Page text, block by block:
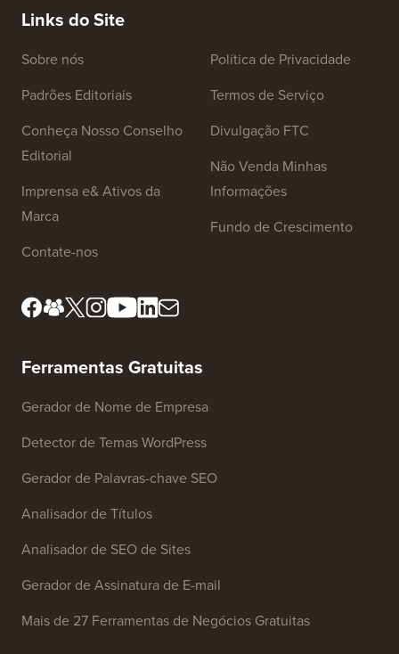
Links do Site
Sobre nós
Padrões Editoriais
Conheça Nosso Conselho
Editorial
Imprensa e& Ativos da
Marca
Contate-nos
Política de Privacidade
Termos de Serviço
Divulgação FTC
Não Venda Minhas
Informações
Fundo de Crescimento
Ferramentas Gratuitas
Gerador de Nome de Empresa
Detector de Temas WordPress
Gerador de Palavras-chave SEO
Analisador de Títulos
Analisador de SEO de Sites
Gerador de Assinatura de E-mail
Mais de 27 Ferramentas de Negócios Gratuitas